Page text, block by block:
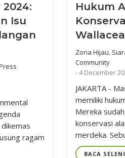
Isu
ragam
Hukum
Wallacea
Zona Hijau,
Community
-4 December
JAKARTA -
memiliki
Mereka
konservasi
merdeka.
BACA